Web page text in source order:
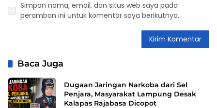
Simpan nama, email, dan situs web saya pada
peramban ini untuk komentar saya berikutnya.
Baca Juga
Dugaan Jaringan Narkoba dari Sel
Penjara, Masyarakat Lampung Desak
Kalapas Rajabasa Dicopot